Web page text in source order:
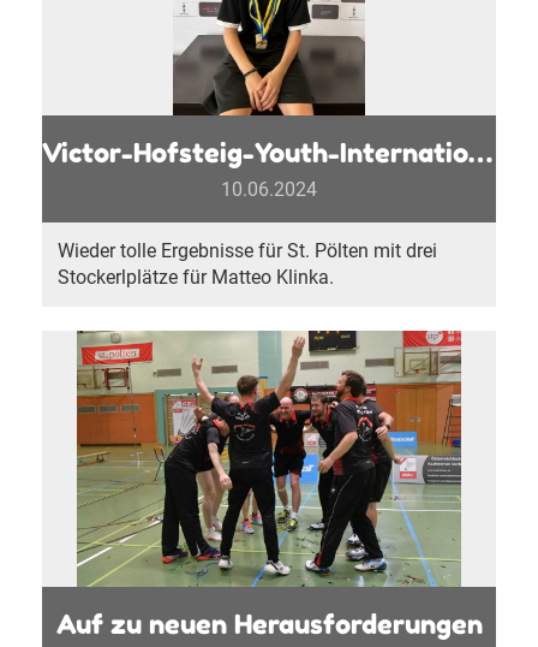
Victor-Hofsteig-Youth-International 2024
10.06.2024
Wieder tolle Ergebnisse für St. Pölten mit drei
Stockerlplätze für Matteo Klinka.
Auf zu neuen Herausforderungen